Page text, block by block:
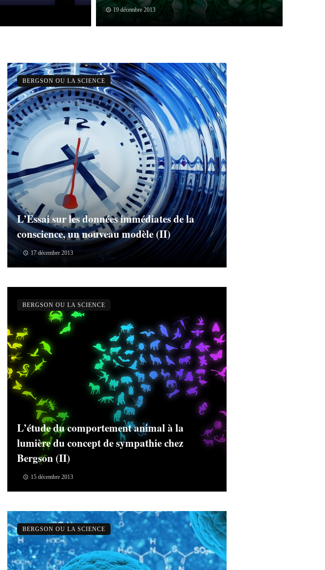
19 décembre 2013
L’Essai sur les données immédiates de la
conscience, un nouveau modèle (II)
17 décembre 2013
BERGSON OU LA SCIENCE
L’étude du comportement animal à la
lumière du concept de sympathie chez
Bergson (II)
15 décembre 2013
BERGSON OU LA SCIENCE
BERGSON OU LA SCIENCE